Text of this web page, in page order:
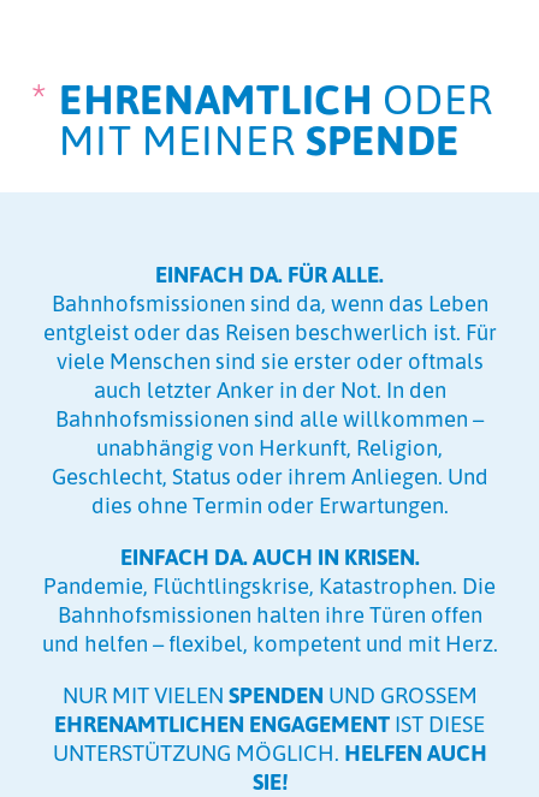
* EHRENAMTLICH ODER
MIT MEINER SPENDE
EINFACH DA. FÜR ALLE.
Bahnhofsmissionen sind da, wenn das Leben
entgleist oder das Reisen beschwerlich ist. Für
viele Menschen sind sie erster oder oftmals
auch letzter Anker in der Not. In den
Bahnhofsmissionen sind alle willkommen –
unabhängig von Herkunft, Religion,
Geschlecht, Status oder ihrem Anliegen. Und
dies ohne Termin oder Erwartungen.
EINFACH DA. AUCH IN KRISEN.
Pandemie, Flüchtlingskrise, Katastrophen. Die
Bahnhofsmissionen halten ihre Türen offen
und helfen – flexibel, kompetent und mit Herz.
NUR MIT VIELEN SPENDEN UND GROSSEM
EHRENAMTLICHEN ENGAGEMENT IST DIESE
UNTERSTÜTZUNG MÖGLICH. HELFEN AUCH
SIE!